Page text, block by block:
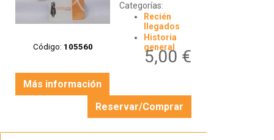
Código: 105560
Categorías:
Recién
llegados
Historia
general
5,00 €
Más información
Reservar/Comprar